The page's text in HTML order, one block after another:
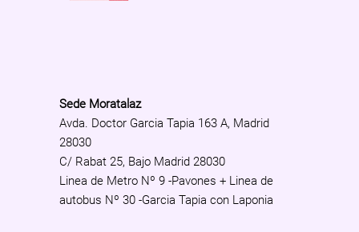
Sede Moratalaz
Avda. Doctor Garcia Tapia 163 A, Madrid
28030
C/ Rabat 25, Bajo Madrid 28030
Linea de Metro Nº 9 -Pavones + Linea de
autobus Nº 30 -Garcia Tapia con Laponia